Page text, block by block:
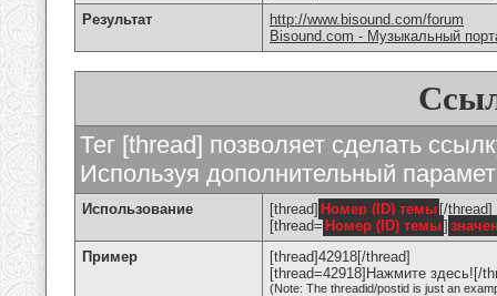
Результат
http://www.bisound.com/forum
Bisound.com - Музыкальный
Тег [thread] позволяет сделать
Используя дополнительный
Использование [thread] Номер (ID) темы [/thread]
[thread= Номер (ID) темы]
Пример
[thread]42918[/thread]
[thread=42918]Нажмите здесь![/
(Note: The threadid/postid is just an